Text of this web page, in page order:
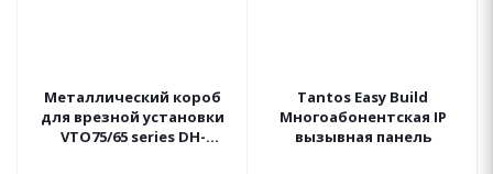
Металлический короб
для врезной установки
VTO75/65 series DH-
Tantos Easy Build
Многоабонентская IP
вызывная панель